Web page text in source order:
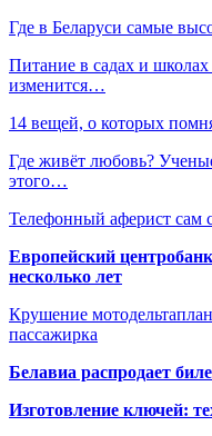
Где в Беларуси самые
Питание в садах и
изменится…
14 вещей, о которых
Где живёт любовь?
этого…
Телефонный аферист сам
Европейский
несколько лет
Крушение
пассажирка
Белавиа распродает
Изготовление ключей: